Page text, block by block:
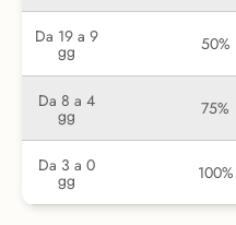
Da 19 a 9
gg 50%
Da 8 a 4
gg 75%
Da 3 a 0
gg 100%